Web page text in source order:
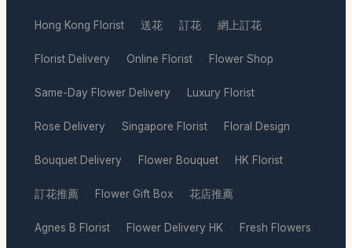
Hong Kong Florist · 送花 · 訂花 · 網上訂花 ·
Florist Delivery · Online Florist · Flower Shop ·
Same-Day Flower Delivery · Luxury Florist ·
Rose Delivery · Singapore Florist · Floral Design ·
Bouquet Delivery · Flower Bouquet · HK Florist ·
訂花推薦 · Flower Gift Box · 花店推薦 ·
Agnes B Florist · Flower Delivery HK · Fresh Flowers ·